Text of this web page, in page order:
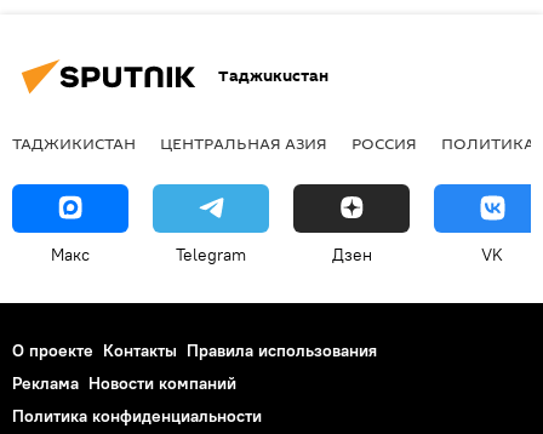
Таджикистан
ТАДЖИКИСТАН ЦЕНТРАЛЬНАЯ АЗИЯ РОССИЯ ПОЛИТИКА
Макс Telegram Дзен VK
О проекте Контакты Правила использования
Реклама Новости компаний
Политика конфиденциальности